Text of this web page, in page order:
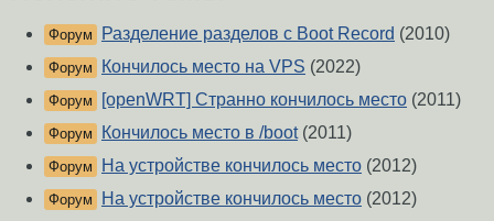
Форум Разделение разделов с Boot Record (2010)
Форум Кончилось место на VPS (2022)
Форум [openWRT] Странно кончилось место (2011)
Форум Кончилось место в /boot(2011)
Форум На устройстве кончилось место (2012)
Форум На устройстве кончилось место (2012)